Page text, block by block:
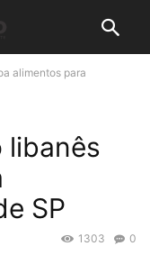
alimentos para
libanês
SP
0
1303